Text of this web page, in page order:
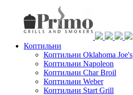
Коптильни
Коптильни Oklahoma Joe's
Коптильни Napoleon
Коптильни Char Broil
Коптильни Weber
Коптильни Start Grill